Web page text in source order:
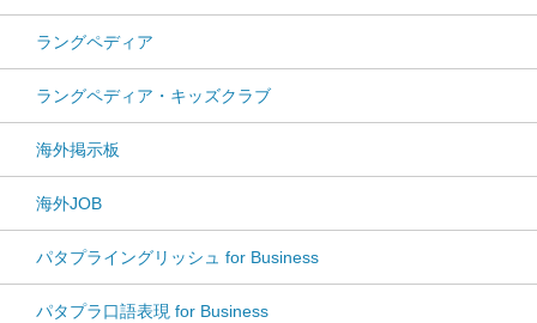
ラングペディア
ラングペディア・キッズクラブ
海外掲示板
海外JOB
パタプライングリッシュ for Business
パタプラ口語表現 for Business